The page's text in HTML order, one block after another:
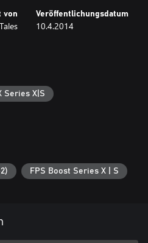
von Veröffentlichungsdatum
10.4.2014
Series X|S
FPS Boost Series X | S